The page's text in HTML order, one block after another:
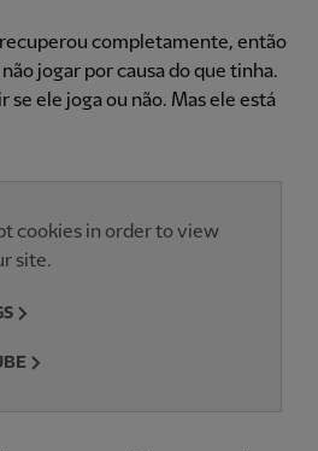
completamente, então
jogar por causa do que tinha.
se ele joga ou não. Mas ele está
cookies in order to view
site.